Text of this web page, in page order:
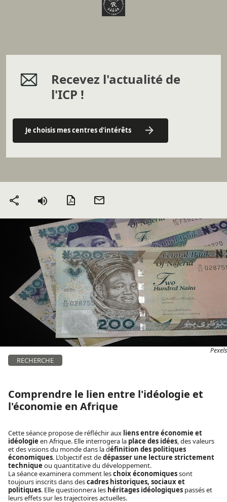
Recevez l'actualité de
l'ICP !
Je choisis mes centres d'intérêts
Partager Version PDF
Pexels
RECHERCHE
Comprendre le lien entre l'idéologie et
l'économie en Afrique
Cette séance propose de réfléchir aux liens entre économie et
idéologie en Afrique. Elle interrogera la place des idées, des valeurs
et des visions du monde dans la définition des politiques
économiques. L’objectif est dedépasser une lecture strictement
technique ou quantitative du développement.
La séance examinera comment leschoix économiquessont
toujours inscrits dans descadres historiques, sociaux et
politiques. Elle questionnera les héritages idéologiques passés et
leurs effets sur les trajectoires actuelles.